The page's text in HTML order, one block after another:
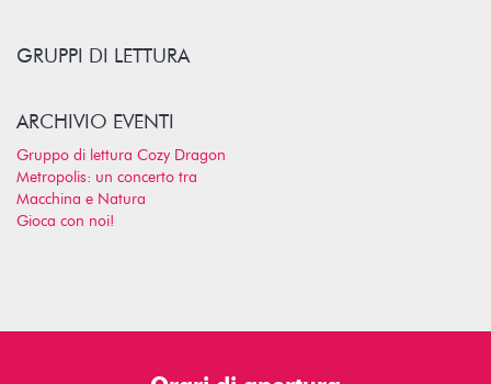
GRUPPI DI LETTURA
ARCHIVIO EVENTI
Gruppo di lettura Cozy Dragon
Metropolis: un concerto tra
Macchina e Natura
Gioca con noi!